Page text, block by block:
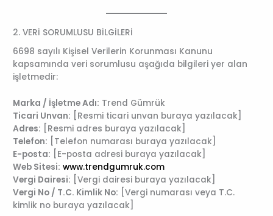
2. VERİ SORUMLUSU BİLGİLERİ
6698 sayılı Kişisel Verilerin Korunması Kanunu
kapsamında veri sorumlusu aşağıda bilgileri yer alan
işletmedir:
Marka / İşletme Adı: Trend Gümrük
Ticari Unvan: [Resmi ticari unvan buraya yazılacak]
Adres: [Resmi adres buraya yazılacak]
Telefon: [Telefon numarası buraya yazılacak]
E-posta: [E-posta adresi buraya yazılacak]
Web Sitesi: www.trendgumruk.com
Vergi Dairesi: [Vergi dairesi buraya yazılacak]
Vergi No / T.C. Kimlik No: [Vergi numarası veya T.C.
kimlik no buraya yazılacak]